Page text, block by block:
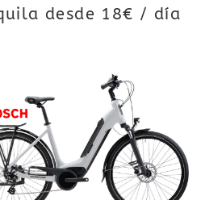
desde 18€ / día